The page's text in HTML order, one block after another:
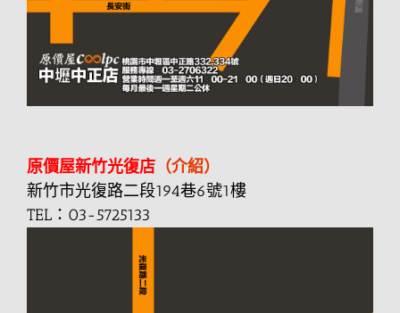
原價屋新竹光復店 （介紹）
新竹市光復路二段194巷6號1樓
TEL：03-5725133